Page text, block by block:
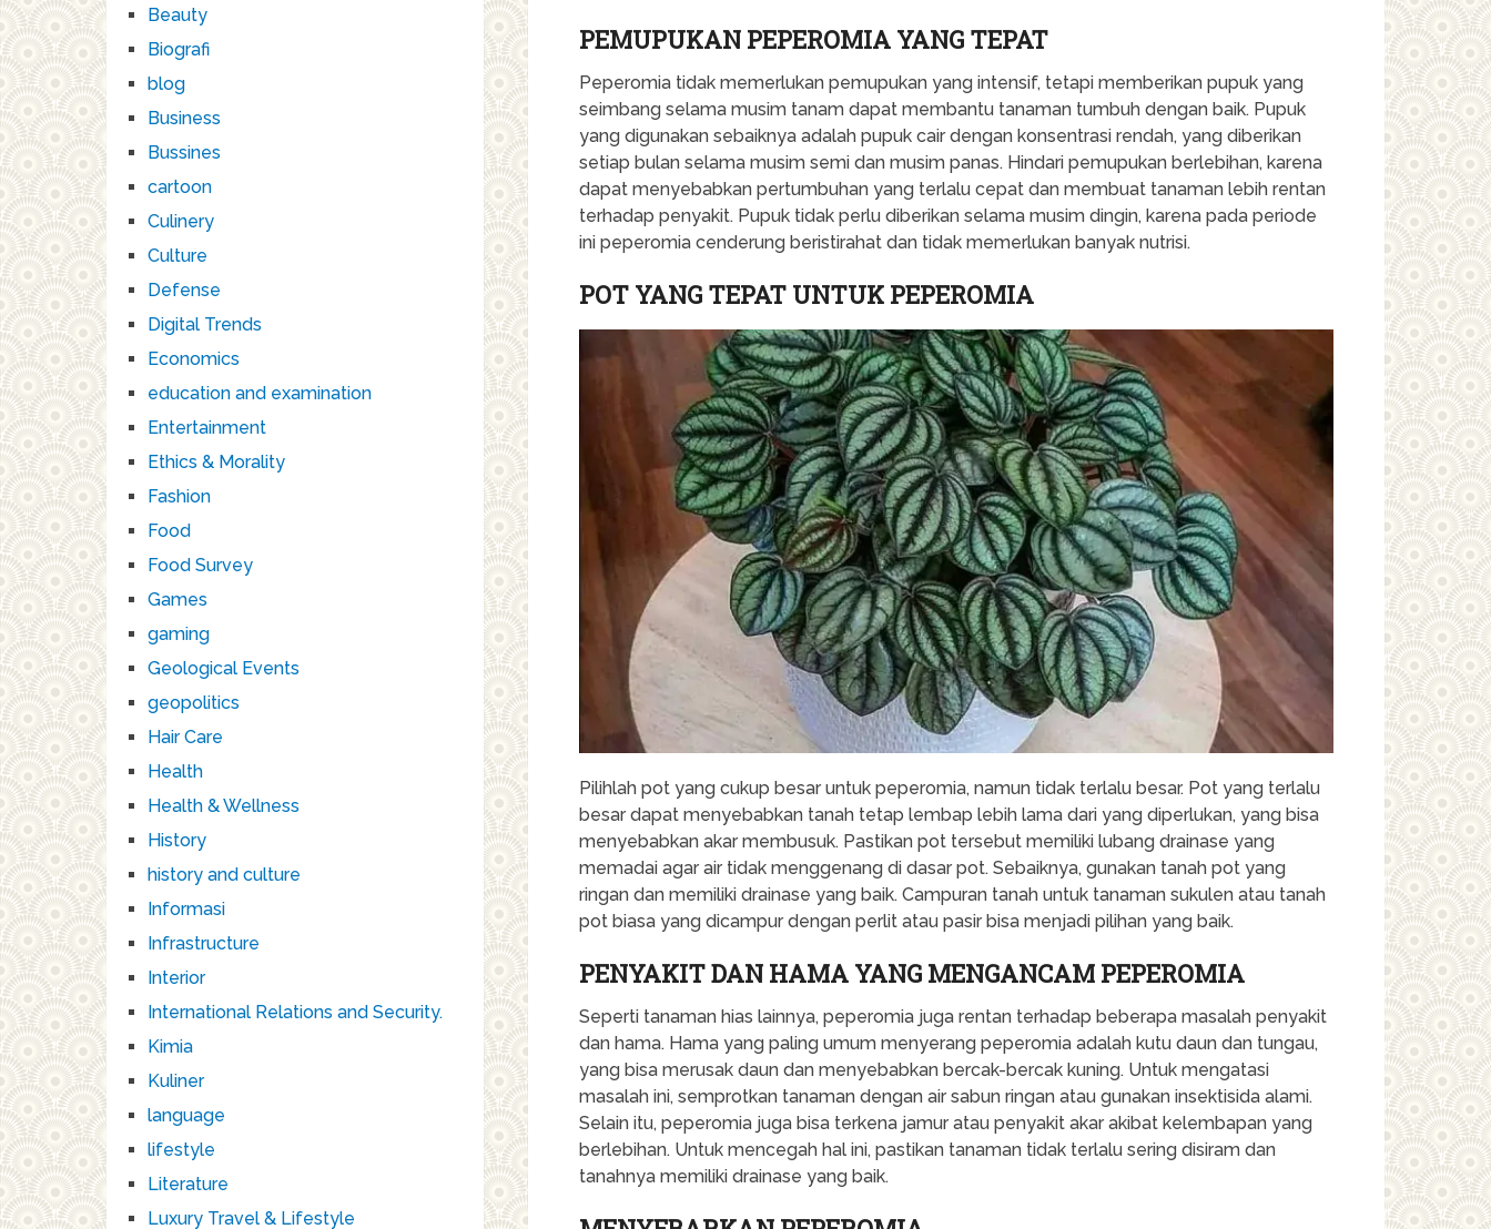
PEMUPUKAN PEPEROMIA YANG TEPAT
Peperomia tidak memerlukan pemupukan yang intensif, tetapi memberikan pupuk yang
seimbang selama musim tanam dapat membantu tanaman tumbuh dengan baik. Pupuk
yang digunakan sebaiknya adalah pupuk cair dengan konsentrasi rendah, yang diberikan
setiap bulan selama musim semi dan musim panas. Hindari pemupukan berlebihan, karena
dapat menyebabkan pertumbuhan yang terlalu cepat dan membuat tanaman lebih rentan
terhadap penyakit. Pupuk tidak perlu diberikan selama musim dingin, karena pada periode
ini peperomia cenderung beristirahat dan tidak memerlukan banyak nutrisi.
POT YANG TEPAT UNTUK PEPEROMIA
Pilihlah pot yang cukup besar untuk peperomia, namun tidak terlalu besar. Pot yang terlalu
besar dapat menyebabkan tanah tetap lembap lebih lama dari yang diperlukan, yang bisa
menyebabkan akar membusuk. Pastikan pot tersebut memiliki lubang drainase yang
memadai agar air tidak menggenang di dasar pot. Sebaiknya, gunakan tanah pot yang
ringan dan memiliki drainase yang baik. Campuran tanah untuk tanaman sukulen atau tanah
pot biasa yang dicampur dengan perlit atau pasir bisa menjadi pilihan yang baik.
PENYAKIT DAN HAMA YANG MENGANCAM PEPEROMIA
Seperti tanaman hias lainnya, peperomia juga rentan terhadap beberapa masalah penyakit
dan hama. Hama yang paling umum menyerang peperomia adalah kutu daun dan tungau,
yang bisa merusak daun dan menyebabkan bercak-bercak kuning. Untuk mengatasi
masalah ini, semprotkan tanaman dengan air sabun ringan atau gunakan insektisida alami.
Selain itu, peperomia juga bisa terkena jamur atau penyakit akar akibat kelembapan yang
berlebihan. Untuk mencegah hal ini, pastikan tanaman tidak terlalu sering disiram dan
tanahnya memiliki drainase yang baik.
Beauty
Biografi
blog
Business
Bussines
cartoon
Culinery
Culture
Defense
Digital Trends
Economics
education and examination
Entertainment
Ethics & Morality
Fashion
Food
Food Survey
Games
gaming
Geological Events
geopolitics
Hair Care
Health
Health & Wellness
History
history and culture
Informasi
Infrastructure
Interior
International Relations and Security.
Kimia
Kuliner
language
lifestyle
Literature
Luxury Travel & Lifestyle